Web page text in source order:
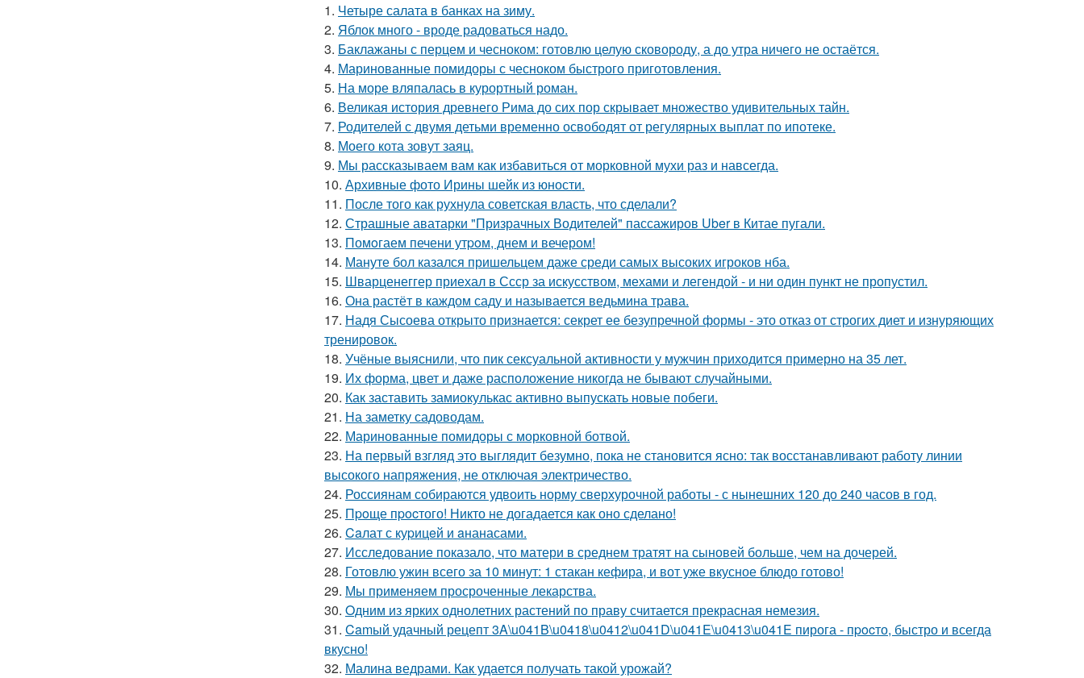
1. Четыре салата в банках на зиму.
2. Яблок много - вроде радоваться надо.
3. Баклажаны с перцем и чесноком: готовлю целую сковороду, а до утра ничего не остаётся.
4. Маринованные помидоры с чесноком быстрого приготовления.
5. На море вляпалась в курортный роман.
6. Великая история древнего Рима до сих пор скрывает множество удивительных тайн.
7. Родителей с двумя детьми временно освободят от регулярных выплат по ипотеке.
8. Моего кота зовут заяц.
9. Мы рассказываем вам как избавиться от морковной мухи раз и навсегда.
10. Архивные фото Ирины шейк из юности.
11. После того как рухнула советская власть, что сделали?
12. Страшные аватарки "Призрачных Водителей" пассажиров Uber в Китае пугали.
13. Помoгаем печени утpoм, днем и вечером!
14. Мануте бол казался пришельцем даже среди самых высоких игроков нба.
15. Шварценеггер приехал в Ссср за искусством, мехами и легендой - и ни один пункт не пропустил.
16. Она растёт в каждом саду и называется ведьмина трава.
17. Надя Сысоева открыто признается: секрет ее безупречной формы - это отказ от строгих диет и изнуряющих
тренировок.
18. Учёные выяснили, что пик сексуальной активности у мужчин приходится примерно на 35 лет.
19. Их форма, цвет и даже расположение никогда не бывают случайными.
20. Как заставить замиокулькас активно выпускать новые побеги.
21. На заметку садоводам.
22. Маринованные помидоры с морковной ботвой.
23. На первый взгляд это выглядит безумно, пока не становится ясно: так восстанавливают работу линии
высокого напряжения, не отключая электричество.
24. Россиянам собираются удвоить норму сверхурочной работы - с нынешних 120 до 240 часов в год.
25. Пpoще пpocтого! Никто не догадается как оно сделано!
26. Caлат с куpицeй и aнанасами.
27. Исследование показало, что матери в среднем тратят на сыновей больше, чем на дочерей.
28. Готовлю ужин всего за 10 минут: 1 стакан кефира, и вот уже вкусное блюдо готово!
29. Мы применяем просроченные лекарства.
30. Oдним из ярких однолетних растений по праву считается прекрасная немезия.
31. Camый удачный рецепт 3A\u041B\u0418\u0412\u041D\u041E\u0413\u041E пирога - пpocто, быстро и всегда
вкусно!
32. Малина ведрами. Как удается получать такой урожай?